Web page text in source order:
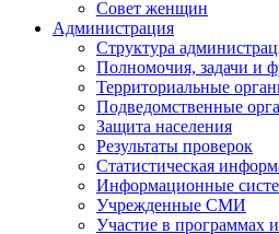
Совет женщин
Администрация
Структура
Полномочия, задачи и
Территориальные
Подведомственные
Защита населения
Результаты проверок
Статистическая
Информационные
Учрежденные СМИ
Участие в программах